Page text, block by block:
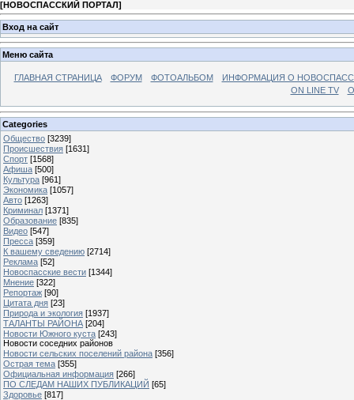
[НОВОСПАССКИЙ ПОРТАЛ]
Вход на сайт
Меню сайта
ГЛАВНАЯ СТРАНИЦА ФОРУМ ФОТОАЛЬБОМ
ИНФОРМАЦИЯ О
ON LINE TV
Categories
Общество [3239]
Происшествия [1631]
Спорт [1568]
Афиша [500]
Культура [961]
Экономика [1057]
Авто [1263]
Криминал [1371]
Образование [835]
Видео [547]
Пресса [359]
К вашему сведению [2714]
Реклама [52]
Новоспасские вести [1344]
Мнение [322]
Репортаж [90]
Цитата дня [23]
Природа и экология [1937]
ТАЛАНТЫ РАЙОНА [204]
Новости Южного куста [243]
Новости соседних районов
Новости сельских поселений района [356]
Острая тема [355]
Официальная информация [266]
ПО СЛЕДАМ НАШИХ ПУБЛИКАЦИЙ [65]
Здоровье [817]